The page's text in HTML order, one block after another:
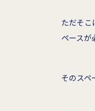
ただそこ
ペースが
そのスペ